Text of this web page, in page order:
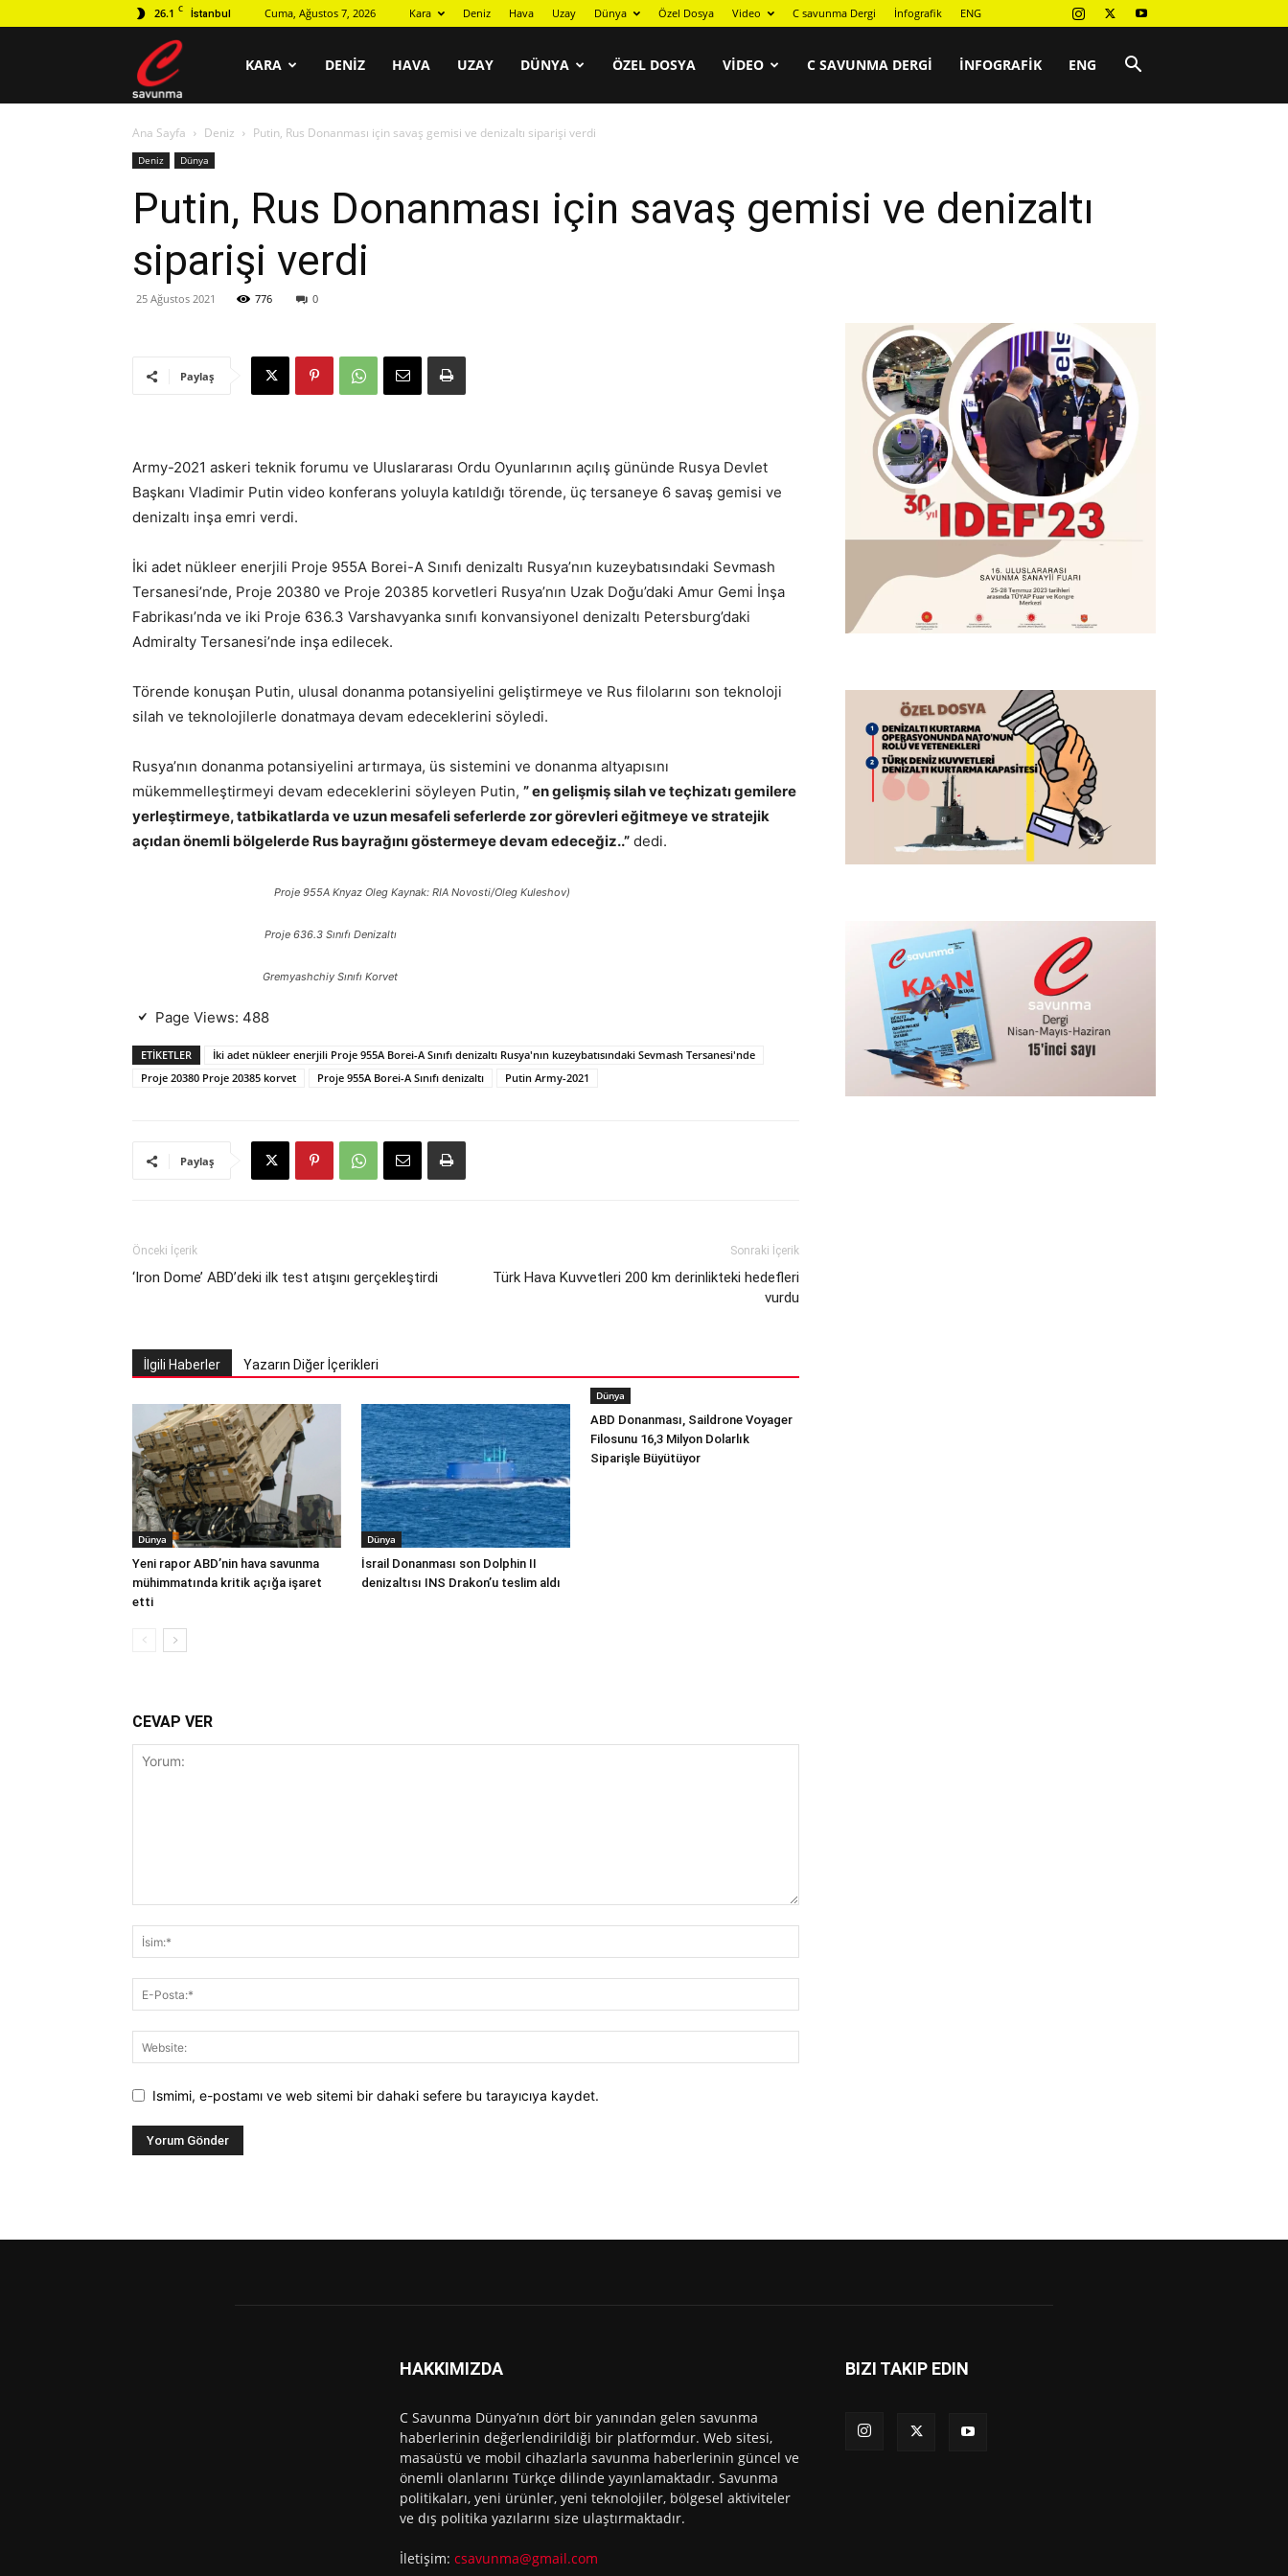
26.1 C İstanbul Cuma, Ağustos 7, 2026 Kara Deniz Hava Uzay Dünya Özel Dosya Video C savunma Dergi İnfografik ENG
savunma
KARA DENIZ HAVA UZAY DÜNYA ÖZEL DOSYA VIDEO C SAVUNMA DERGI İNFOGRAFIK ENG
Ana Sayfa Deniz Putin, Rus Donanması için savaş gemisi ve denizaltı siparişi verdi
Deniz Dünya
Putin, Rus Donanması için savaş gemisi ve denizaltı
siparişi verdi
25 Ağustos 2021 776 0
Paylaş
Army-2021 askeri teknik forumu ve Uluslararası Ordu Oyunlarının açılış gününde Rusya Devlet
Başkanı Vladimir Putin video konferans yoluyla katıldığı törende, üç tersaneye 6 savaş gemisi ve
denizaltı inşa emri verdi.
İki adet nükleer enerjili Proje 955A Borei-A Sınıfı denizaltı Rusya’nın kuzeybatısındaki Sevmash
Tersanesi’nde, Proje 20380 ve Proje 20385 korvetleri Rusya’nın Uzak Doğu’daki Amur Gemi İnşa
Fabrikası’nda ve iki Proje 636.3 Varshavyanka sınıfı konvansiyonel denizaltı Petersburg’daki
Admiralty Tersanesi’nde inşa edilecek.
Törende konuşan Putin, ulusal donanma potansiyelini geliştirmeye ve Rus filolarını son teknoloji
silah ve teknolojilerle donatmaya devam edeceklerini söyledi.
Rusya’nın donanma potansiyelini artırmaya, üs sistemini ve donanma altyapısını
mükemmelleştirmeyi devam edeceklerini söyleyen Putin, ”en gelişmiş silah ve teçhizatı gemilere
yerleştirmeye, tatbikatlarda ve uzun mesafeli seferlerde zor görevleri eğitmeye ve stratejik
açıdan önemli bölgelerde Rus bayrağını göstermeye devam edeceğiz..” dedi.
Proje 955A Knyaz Oleg Kaynak: RIA Novosti/Oleg Kuleshov)
Proje 636.3 Sınıfı Denizaltı
Gremyashchiy Sınıfı Korvet
Page Views: 488
ETIKETLER
İki adet nükleer enerjili Proje 955A Borei-A Sınıfı denizaltı Rusya'nın kuzeybatısındaki Sevmash Tersanesi'nde
Proje 20380 Proje 20385 korvet
Proje 955A Borei-A Sınıfı denizaltı Putin Army-2021
Paylaş
Önceki İçerik
‘Iron Dome’ ABD’deki ilk test atışını gerçekleştirdi
Sonraki İçerik
Türk Hava Kuvvetleri 200 km derinlikteki hedefleri
vurdu
İlgili Haberler Yazarın Diğer İçerikleri
Dünya
Yeni rapor ABD’nin hava savunma
mühimmatında kritik açığa işaret
etti
Dünya
İsrail Donanması son Dolphin II
denizaltısı INS Drakon’u teslim aldı
Dünya
ABD Donanması, Saildrone Voyager
Filosunu 16,3 Milyon Dolarlık
Siparişle Büyütüyor
CEVAP VER
Ismimi, e-postamı ve web sitemi bir dahaki sefere bu tarayıcıya kaydet.
HAKKIMIZDA
C Savunma Dünya’nın dört bir yanından gelen savunma
haberlerinin değerlendirildiği bir platformdur. Web sitesi,
masaüstü ve mobil cihazlarla savunma haberlerinin güncel ve
önemli olanlarını Türkçe dilinde yayınlamaktadır. Savunma
politikaları, yeni ürünler, yeni teknolojiler, bölgesel aktiviteler
ve dış politika yazılarını size ulaştırmaktadır.
İletişim: csavunma@gmail.com
BIZI TAKIP EDIN